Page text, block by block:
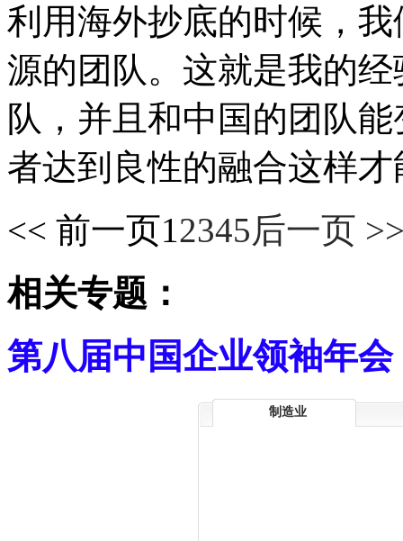
利用海外抄底的时候，
源的团队。这就是我的
队，并且和中国的团队
者达到良性的融合这样
<< 前一页12345后一页
相关专题：
第八届中国企业领袖年会
制造业